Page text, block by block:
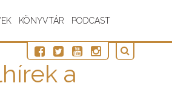
KÖNYVTÁR PODCAST
a